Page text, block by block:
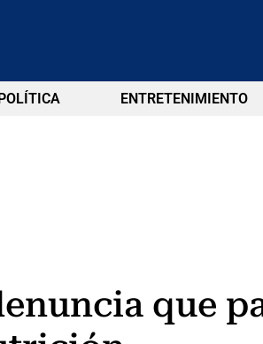
ENTRETENIMIENTO
que